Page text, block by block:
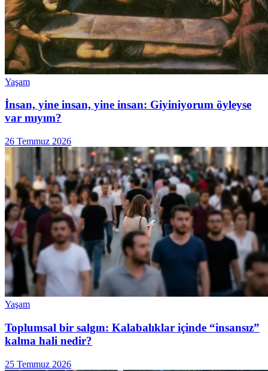
Yaşam
İnsan, yine insan, yine insan: Giyiniyorum öyleyse
var mıyım?
26 Temmuz 2026
Yaşam
Toplumsal bir salgın: Kalabalıklar içinde “insansız”
kalma hali nedir?
25 Temmuz 2026